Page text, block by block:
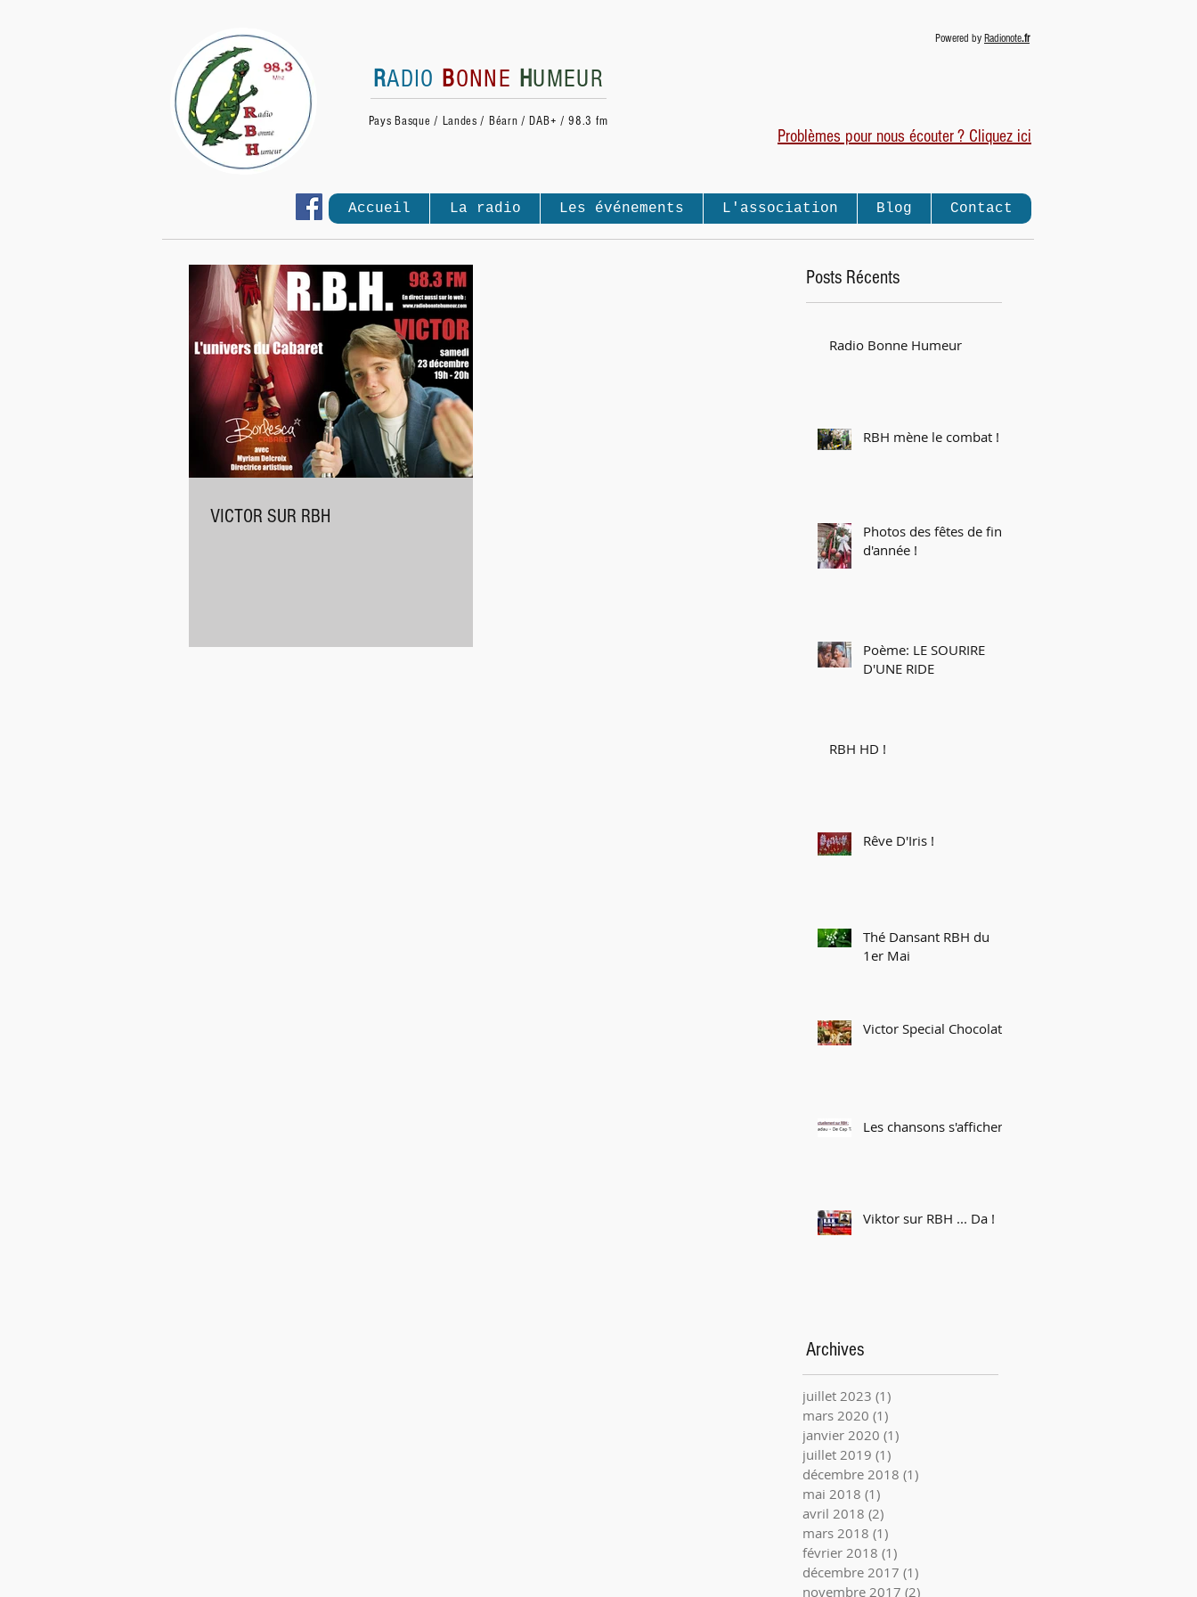
RADIO BONNE HUMEUR
Pays Basque / Landes / Béarn / DAB+ / 98.3 fm
Powered by Radionote.fr
Problèmes pour nous écouter ? Cliquez ici
Accueil La radio Les événements L'association Blog Contact
VICTOR SUR RBH
Posts Récents
Radio Bonne Humeur
RBH mène le combat !
Photos des fêtes de fin
d'année !
Poème: LE SOURIRE
D'UNE RIDE
RBH HD !
Rêve D'Iris !
Thé Dansant RBH du
1er Mai
Victor Special Chocolat
Les chansons s'affichent
Viktor sur RBH ... Da !
Archives
juillet 2023 (1)
mars 2020 (1)
janvier 2020 (1)
juillet 2019 (1)
décembre 2018 (1)
mai 2018 (1)
avril 2018 (2)
mars 2018 (1)
février 2018 (1)
décembre 2017 (1)
novembre 2017 (2)